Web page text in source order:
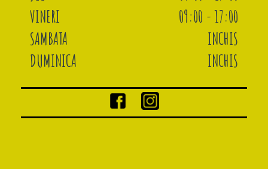
VINERI
09:00 - 17:00
SAMBATA
INCHIS
DUMINICA
INCHIS